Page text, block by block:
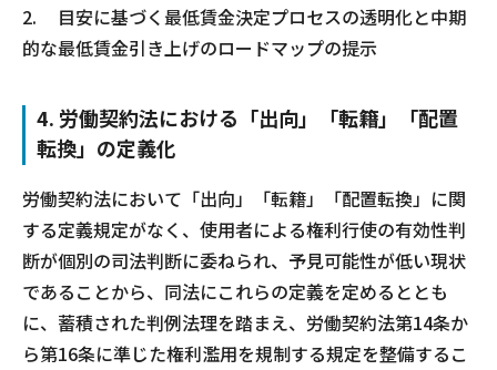
2.
目安に基づく最低賃金決定プロセスの透明化と中期
的な最低賃金引き上げのロードマップの提示
4. 労働契約法における「出向」「転籍」「配置
転換」の定義化
労働契約法において「出向」「転籍」「配置転換」に関
する定義規定がなく、使用者による権利行使の有効性判
断が個別の司法判断に委ねられ、予見可能性が低い現状
であることから、同法にこれらの定義を定めるととも
に、蓄積された判例法理を踏まえ、労働契約法第14条か
ら第16条に準じた権利濫用を規制する規定を整備するこ